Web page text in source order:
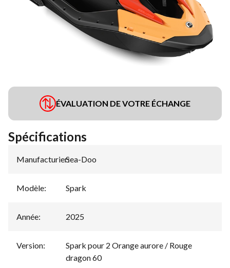
ÉVALUATION DE VOTRE ÉCHANGE
Spécifications
Manufacturier:
Sea-Doo
Modèle: Spark
Année: 2025
Version:
Spark pour 2 Orange aurore / Rouge
dragon 60